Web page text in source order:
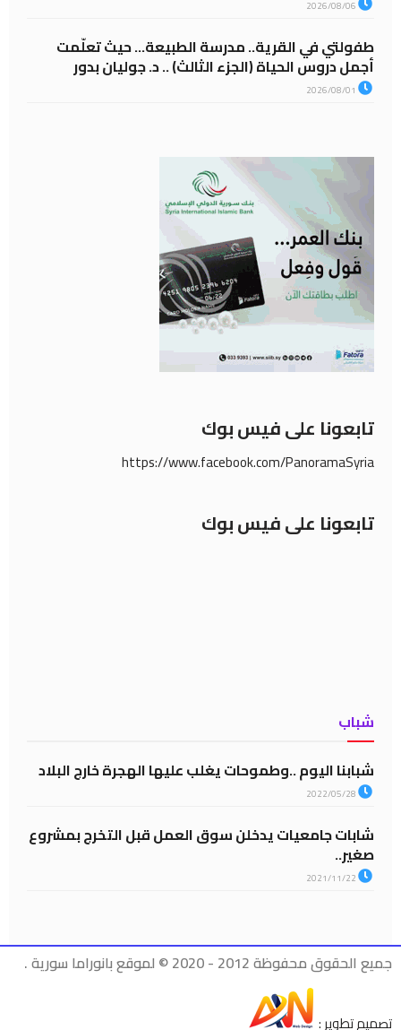
طفولتي في القرية.. مدرسة الطبيعة… حيث تعلّمت
أجمل دروس الحياة (الجزء الثالث) .. د. جوليان بدور
تابعونا على فيس بوك
https://www.facebook.com/PanoramaSyria
تابعونا على فيس بوك
شباب
شبابنا اليوم ..وطموحات يغلب عليها الهجرة خارج البلاد
شابات جامعيات يدخلن سوق العمل قبل التخرج بمشروع
صغير..
جميع الحقوق محفوظة 2012 - 2020 © لموقع بانوراما سورية .
تصميم تطوير :